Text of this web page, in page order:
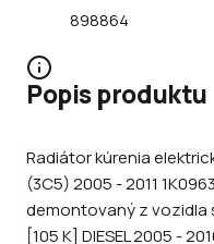
898864
Popis produktu
Radiátor kúrenia
(3C5) 2005 - 2011
demontovaný z vozidla
[105 K] DIESEL 2005 -